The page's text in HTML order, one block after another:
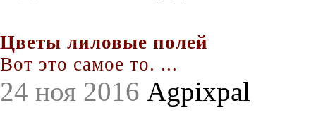
Цветы лиловые полей
Вот это самое то. ...
24 ноя 2016 Agpixpal